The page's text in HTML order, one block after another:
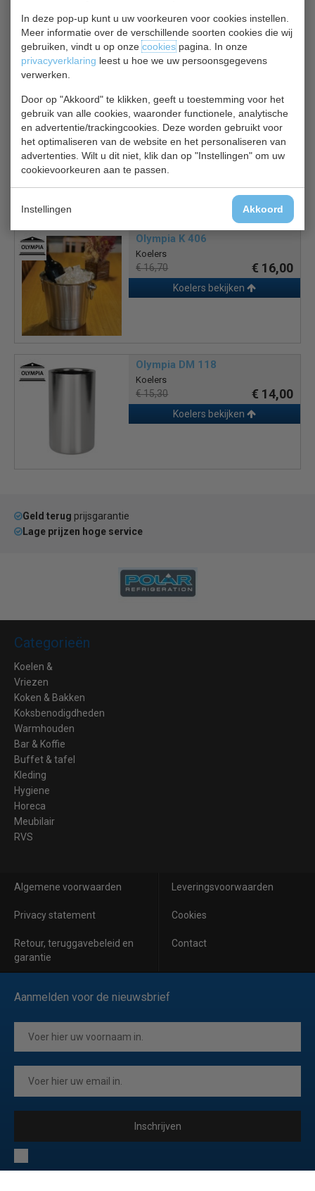
In deze pop-up kunt u uw voorkeuren voor cookies instellen.
Meer informatie over de verschillende soorten cookies die wij
gebruiken, vindt u op onzecookiespagina. In onze
privacyverklaring leest u hoe we uw persoonsgegevens
verwerken.
Door op "Akkoord" te klikken, geeft u toestemming voor het
gebruik van alle cookies, waaronder functionele, analytische
en advertentie/trackingcookies. Deze worden gebruikt voor
het optimaliseren van de website en het personaliseren van
advertenties. Wilt u dit niet, klik dan op "Instellingen" om uw
cookievoorkeuren aan te passen.
Instellingen Akkoord
Roestvrijstalen behuizing
80 kilo/24uur max. output
Kogelvormige ijsblokjes
Grote capaciteit voorraadbak
Goede isolatie
Europese kwaliteit
2 jaar garantie
Olympia K 406
Koelers
€ 16,70 € 16,00
Koelers bekijken
Olympia DM 118
Koelers
€ 15,30 € 14,00
Koelers bekijken
Geld terug prijsgarantie
Lage prijzen hoge service
Categorieën
Koelen &
Vriezen
Koken & Bakken
Koksbenodigdheden
Warmhouden
Bar & Koffie
Buffet & tafel
Kleding
Hygiene
Horeca
Meubilair
RVS
Algemene voorwaarden Leveringsvoorwaarden
Privacy statement Cookies
Retour, teruggavebeleid en
garantie
Contact
Aanmelden voor de nieuwsbrief
Inschrijven